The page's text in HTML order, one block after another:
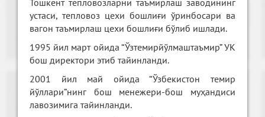
Тошкент тепловозларни таъмирлаш заводининг
устаси, тепловоз цехи бошлиғи ўринбосари ва
вагон таъмирлаш цехи бошлиғи бўлиб ишлади.
1995 йил март ойида “Ўзтемирйўлмаштаъмир” УК
бош директори этиб тайинланди.
2001 йил май ойида “Ўзбекистон темир
йўллари”нинг бош менежери-бош муҳандиси
лавозимига тайинланди.